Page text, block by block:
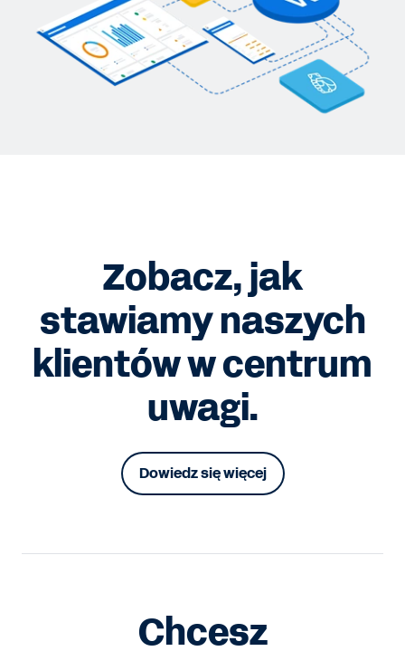
Zobacz, jak
stawiamy naszych
klientów w centrum
uwagi.
Dowiedz się więcej
Chcesz